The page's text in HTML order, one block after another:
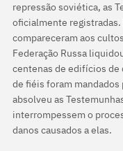
repressão soviética, as
oficialmente
compareceram aos
Federação Russa
centenas de edifícios de
de fiéis foram mandados
absolveu as
interrompessem o
danos causados a elas.